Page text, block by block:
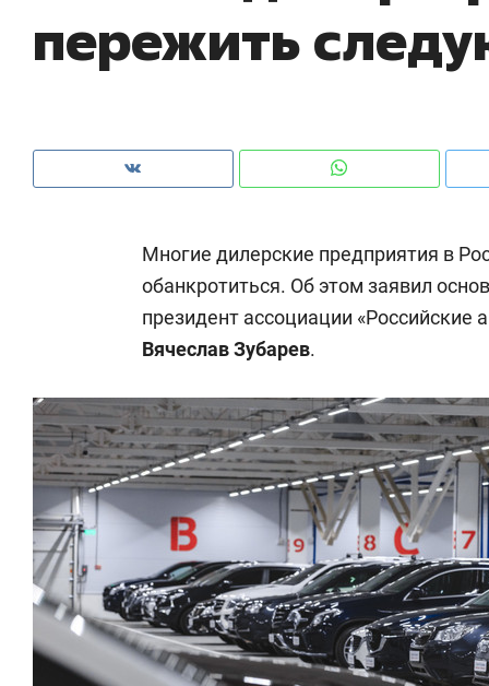
пережить
Многие дилерские предприятия в
обанкротиться. Об этом заявил
президент ассоциации
Вячеслав Зубарев.
чем интересен Оман?
Рекомендуем
Как ГК «МИР ГРУПП» и ВТБ
создают оазис жилого
комфорта под Казанью
Рекомендуем
150 камер
ID вместо